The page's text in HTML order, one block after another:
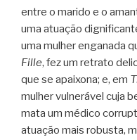
entre o marido e o
uma atuação
uma mulher enganada
Fille, fez um retrato
que se apaixona; e, em
mulher vulnerável cuja
mata um médico
atuação mais robusta,